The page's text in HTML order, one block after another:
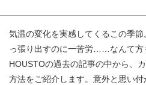
気温の変化を実感してくるこの季
っ張り出すのに一苦労……なんて方
HOUSTOの過去の記事の中から、
方法をご紹介します。意外と思い